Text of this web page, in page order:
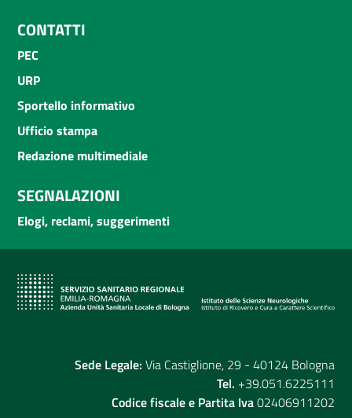
CONTATTI
PEC
URP
Sportello informativo
Ufficio stampa
Redazione multimediale
SEGNALAZIONI
Elogi, reclami, suggerimenti
Sede Legale: Via Castiglione, 29 - 40124 Bologna
Tel. +39.051.6225111
Codice fiscale e Partita Iva02406911202